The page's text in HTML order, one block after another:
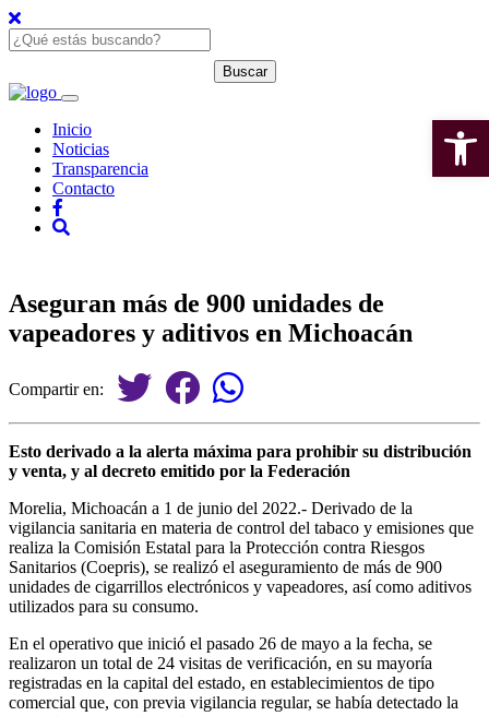
Inicio
Noticias
Transparencia
Contacto
Aseguran más de 900 unidades de
vapeadores y aditivos en Michoacán
Compartir en:
Esto derivado a la alerta máxima para prohibir su distribución
y venta, y al decreto emitido por la Federación
Morelia, Michoacán a 1 de junio del 2022.- Derivado de la
vigilancia sanitaria en materia de control del tabaco y emisiones que
realiza la Comisión Estatal para la Protección contra Riesgos
Sanitarios (Coepris), se realizó el aseguramiento de más de 900
unidades de cigarrillos electrónicos y vapeadores, así como aditivos
utilizados para su consumo.
En el operativo que inició el pasado 26 de mayo a la fecha, se
realizaron un total de 24 visitas de verificación, en su mayoría
registradas en la capital del estado, en establecimientos de tipo
comercial que, con previa vigilancia regular, se había detectado la